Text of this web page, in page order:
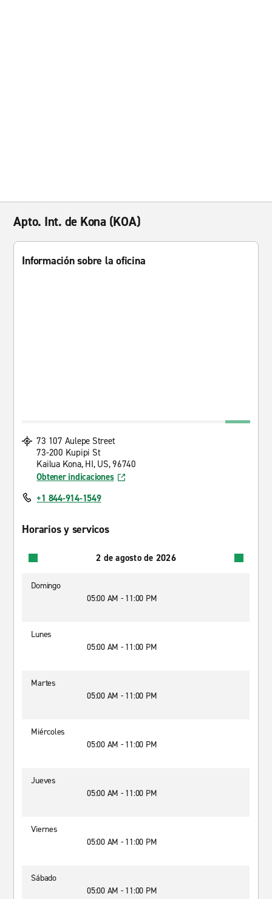
Apto. Int. de Kona (KOA)
Información sobre la oficina
73 107 Aulepe Street
73-200 Kupipi St
Kailua Kona, HI, US, 96740
Obtener indicaciones
+1 844-914-1549
Horarios y servicos
2 de agosto de 2026
Domingo
05:00 AM - 11:00 PM
Lunes
05:00 AM - 11:00 PM
Martes
05:00 AM - 11:00 PM
Miércoles
05:00 AM - 11:00 PM
Jueves
05:00 AM - 11:00 PM
Viernes
05:00 AM - 11:00 PM
Sábado
05:00 AM - 11:00 PM